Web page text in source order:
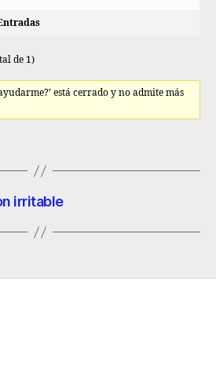
de 1)
está cerrado y no admite más
irritable